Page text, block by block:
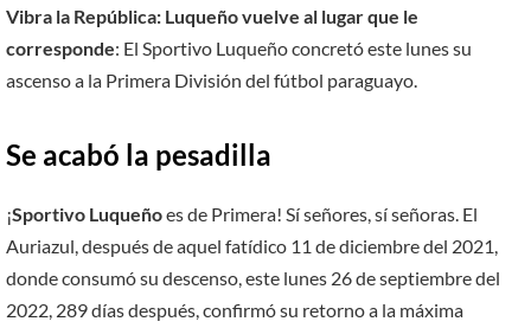
Vibra la República: Luqueño vuelve al lugar que le
corresponde: El Sportivo Luqueño concretó este lunes su
ascenso a la Primera División del fútbol paraguayo.
Se acabó la pesadilla
¡Sportivo Luqueñoes de Primera! Sí señores, sí señoras. El
Auriazul, después de aquel fatídico 11 de diciembre del 2021,
donde consumó su descenso, este lunes 26 de septiembre del
2022, 289 días después, confirmó su retorno a la máxima